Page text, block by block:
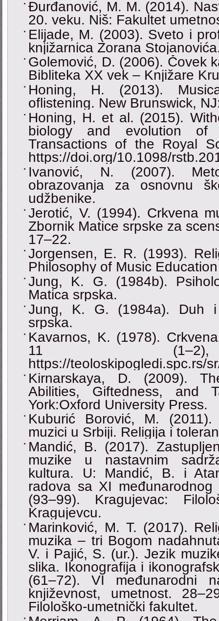
Đurđanović, M. M. (2014).
20. veku. Niš: Fakultet
Elijade, M. (2003). Sveto i
knjižarnica Zorana
Golemović, D. (2006). Čovek
Bibliteka XX vek ‒ Knjižare
Honing, H. (2013).
oflistening. New Brunswick,
Honing, H. et al. (2015).
biology and evolution of
Transactions of the Royal
https://doi.org/10.1098/
Ivanović, N. (2007).
obrazovanja za osnovnu
udžbenike.
Jerotić, V. (1994). Crkvena
Zbornik Matice srpske za
17‒22.
Jorgensen, E. R. (1993).
Philosophy of Music
Jung, K. G. (1984b).
Matica srpska.
Jung, K. G. (1984a). Duh
srpska.
Kavarnos, K. (1978).
11
https://teoloskipogledi.spc.rs/
Kirnarskaya, D. (2009).
Abilities, Giftedness, and
York:Oxford University Press.
Kuburić Borović, M.
muzici u Srbiji. Religija i
Mandić, B. (2017).
muzike u nastavnim
kultura. U: Mandić, B. i
radova sa XI
(93‒99). Kragujevac:
Kragujevcu.
Marinković, M. T. (2017).
muzika – tri Bogom
V. i Pajić, S. (ur.). Jezik
slika. Ikonografija i
(61‒72). VI međunarodni
književnost, umetnost.
Filološko-umetnički fakultet.